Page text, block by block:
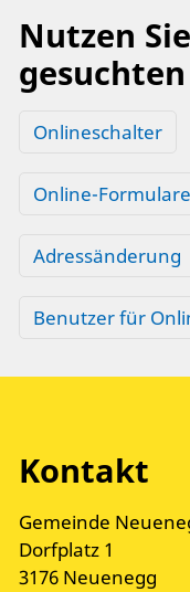
Nutzen
Onlineschalter
Online-Formulare
Adressänderung
Benutzer für
Kontakt
Gemeinde
Dorfplatz 1
3176 Neuenegg